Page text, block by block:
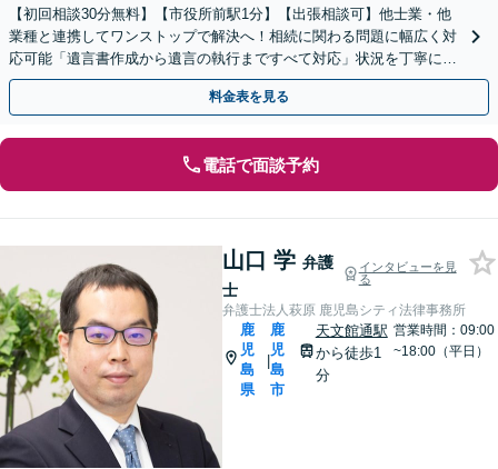
【初回相談30分無料】【市役所前駅1分】【出張相談可】他士業・他
業種と連携してワンストップで解決へ！相続に関わる問題に幅広く対
応可能「遺言書作成から遺言の執行まですべて対応」状況を丁寧にヒ
アリングしたうえで、最適な解決策をご提案いたします
料金表を見る
電話で面談予約
山口 学 弁護
士
インタビューを見
る
弁護士法人萩原 鹿児島シティ法律事務所
鹿
児
島
県
|
鹿
児
島
市
天文館通駅
から徒歩1
分
営業時間：09:00
~18:00（平日）